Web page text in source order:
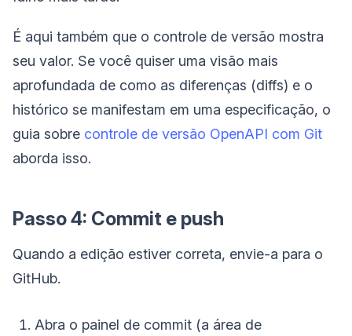
É aqui também que o controle de versão mostra
seu valor. Se você quiser uma visão mais
aprofundada de como as diferenças (diffs) e o
histórico se manifestam em uma especificação, o
guia sobre controle de versão OpenAPI com Git
aborda isso.
Passo 4: Commit e push
Quando a edição estiver correta, envie-a para o
GitHub.
Abra o painel de commit (a área de